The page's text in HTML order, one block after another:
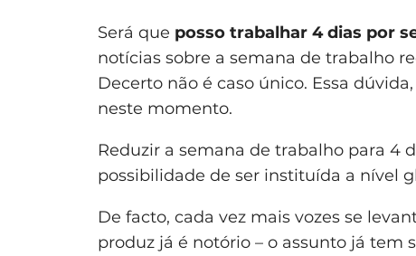
Será que posso trabalhar 4 dias por
notícias sobre a semana de trabalho
Decerto não é caso único. Essa
neste momento.
Reduzir a semana de trabalho para 4
possibilidade de ser instituída a nível
De facto, cada vez mais vozes se
produz já é notório – o assunto já